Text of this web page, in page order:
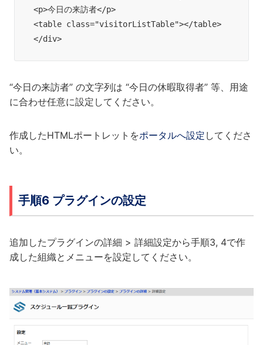
<p>今日の来訪者</p>
<table class="visitorListTable"></table>
</div>
“今日の来訪者” の文字列は “今日の休暇取得者” 等、用途
に合わせ任意に設定してください。
作成したHTMLポートレットをポータルへ設定 してくださ
い。
手順6 プラグインの設定
追加したプラグインの詳細 > 詳細設定から手順3, 4で作
成した組織とメニューを設定してください。